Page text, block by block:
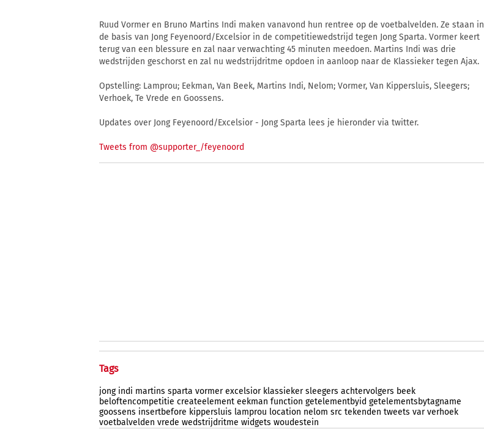
Ruud Vormer en Bruno Martins Indi maken vanavond hun rentree op de voetbalvelden. Ze staan in
de basis van Jong Feyenoord/Excelsior in de competitiewedstrijd tegen Jong Sparta. Vormer keert
terug van een blessure en zal naar verwachting 45 minuten meedoen. Martins Indi was drie
wedstrijden geschorst en zal nu wedstrijdritme opdoen in aanloop naar de Klassieker tegen Ajax.
Opstelling: Lamprou; Eekman, Van Beek, Martins Indi, Nelom; Vormer, Van Kippersluis, Sleegers;
Verhoek, Te Vrede en Goossens.
Updates over Jong Feyenoord/Excelsior - Jong Sparta lees je hieronder via twitter.
Tweets from @supporter_/feyenoord
Tags
jong indi martins sparta vormer excelsior klassieker sleegers achtervolgers beek
beloftencompetitie createelement eekman function getelementbyid getelementsbytagname
goossens insertbefore kippersluis lamprou location nelom src tekenden tweets var verhoek
voetbalvelden vrede wedstrijdritme widgets woudestein